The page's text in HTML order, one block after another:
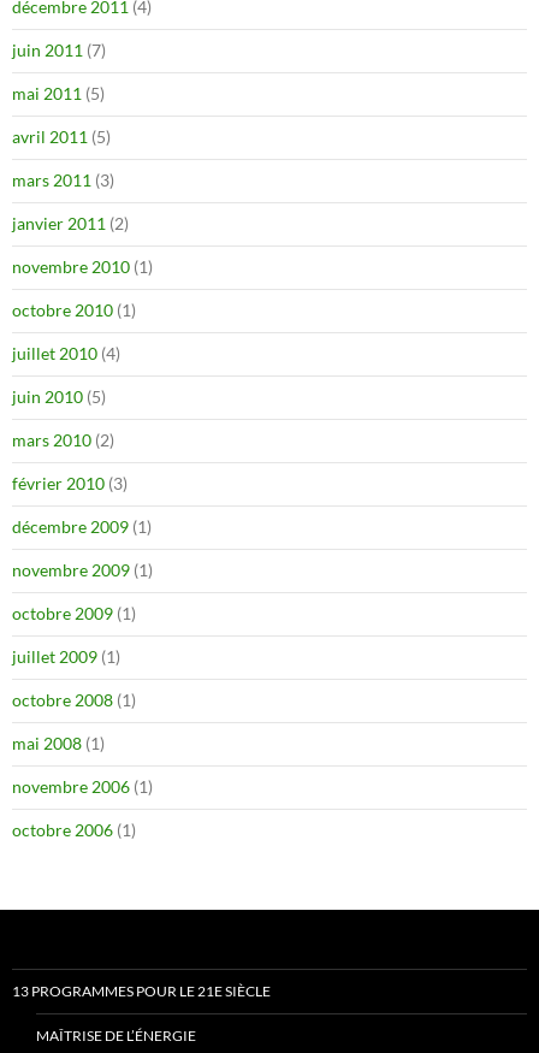
décembre 2011 (4)
juin 2011 (7)
mai 2011 (5)
avril 2011 (5)
mars 2011 (3)
janvier 2011 (2)
novembre 2010 (1)
octobre 2010 (1)
juillet 2010 (4)
juin 2010 (5)
mars 2010 (2)
février 2010 (3)
décembre 2009 (1)
novembre 2009 (1)
octobre 2009 (1)
juillet 2009 (1)
octobre 2008 (1)
mai 2008 (1)
novembre 2006 (1)
octobre 2006 (1)
13 PROGRAMMES POUR LE 21E SIÈCLE
MAÎTRISE DE L’ÉNERGIE